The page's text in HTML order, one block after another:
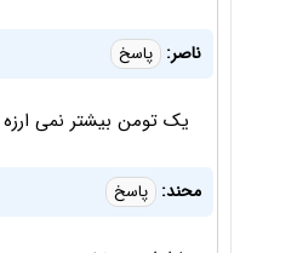
ناصر: پاسخ
یک تومن بیشتر نمی
محند: پاسخ